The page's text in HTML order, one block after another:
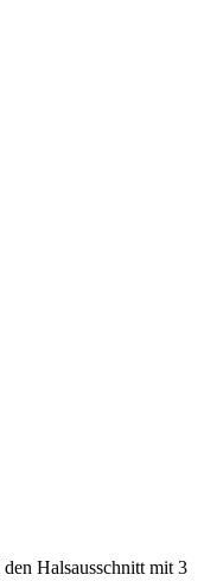
Halsausschnitt mit 3